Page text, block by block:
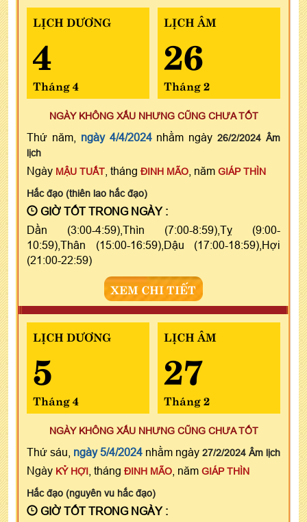
LỊCH DƯƠNG
4
Tháng 4
LỊCH ÂM
26
Tháng 2
NGÀY KHÔNG XẤU NHƯNG CŨNG CHƯA TỐT
Thứ năm, ngày 4/4/2024nhằm ngày26/2/2024 Âm
lịch
Ngày MẬU TUẤT , tháng ĐINH MÃO , năm GIÁP THÌN
Hắc đạo (thiên lao hắc đạo)
GIỜ TỐT TRONG NGÀY :
Dần (3:00-4:59),Thìn (7:00-8:59),Tỵ (9:00-
10:59),Thân (15:00-16:59),Dậu (17:00-18:59),Hợi
(21:00-22:59)
XEM CHI TIẾT
LỊCH DƯƠNG
5
Tháng 4
LỊCH ÂM
27
Tháng 2
NGÀY KHÔNG XẤU NHƯNG CŨNG CHƯA TỐT
Thứ sáu, ngày 5/4/2024 nhằm ngày 27/2/2024 Âm lịch
Ngày KỶ HỢI , tháng ĐINH MÃO , năm GIÁP THÌN
Hắc đạo (nguyên vu hắc đạo)
GIỜ TỐT TRONG NGÀY :